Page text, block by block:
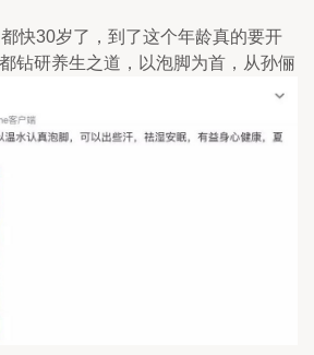
快30岁了，到了这个年龄真的要开
钻研养生之道，以泡脚为首，从孙俪